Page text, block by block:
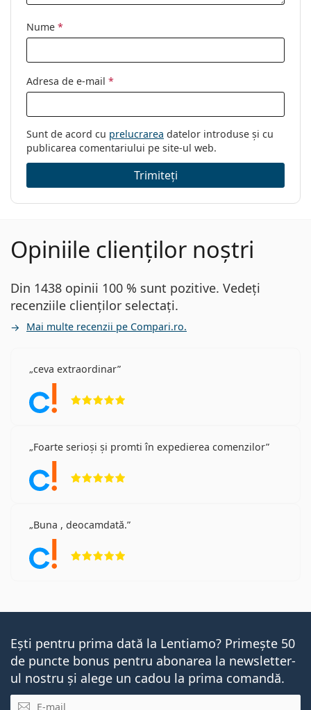
Nume *
Adresa de e-mail *
Sunt de acord cu prelucrarea datelor introduse și cu
publicarea comentariului pe site-ul web.
Trimiteți
Opiniile clienților noștri
Din 1438 opinii 100 % sunt pozitive. Vedeți
recenziile clienților selectați.
Mai multe recenzii pe Compari.ro.
ceva extraordinar
Foarte serioși și promti în expedierea comenzilor
Buna , deocamdată.
Ești pentru prima dată la Lentiamo? Primește 50
de puncte bonus pentru abonarea la newsletter-
ul nostru și alege un cadou la prima comandă.
E-mail